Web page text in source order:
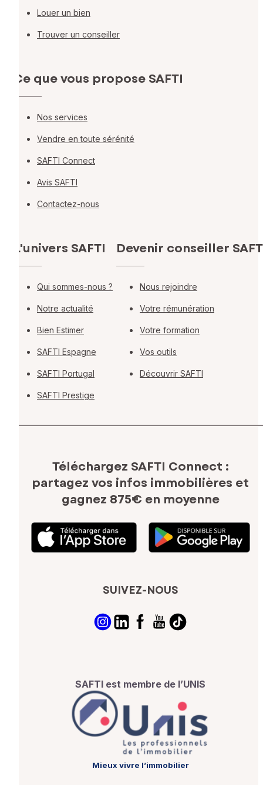
Louer un bien
Trouver un conseiller
Ce que vous propose SAFTI
Nos services
Vendre en toute sérénité
SAFTI Connect
Avis SAFTI
Contactez-nous
L'univers SAFTI
Qui sommes-nous ?
Notre actualité
Bien Estimer
SAFTI Espagne
SAFTI Portugal
SAFTI Prestige
Devenir conseiller
Nous rejoindre
Votre rémunération
Votre formation
Vos outils
Découvrir SAFTI
Téléchargez SAFTI Connect :
partagez vos infos immobilières et
gagnez 875€ en moyenne
SUIVEZ-NOUS
SAFTI est membre de l’UNIS
Mieux vivre l’immobilier